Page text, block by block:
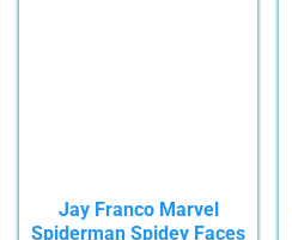
Jay Franco Marvel
Spiderman Spidey Faces